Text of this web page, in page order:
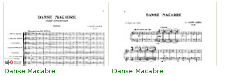
Danse Macabre
Danse Macabre